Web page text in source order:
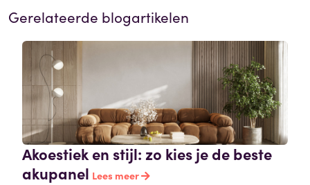
Gerelateerde blogartikelen
Akoestiek en stijl: zo kies je de beste
akupanel Lees meer